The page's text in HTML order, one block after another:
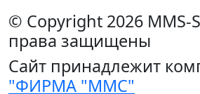
© Copyright 2026 MMS-
права защищены
Сайт принадлежит
"ФИРМА "ММС"